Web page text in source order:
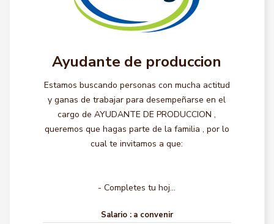
Ayudante de produccion
Estamos buscando personas con mucha actitud
y ganas de trabajar para desempeñarse en el
cargo de AYUDANTE DE PRODUCCION ,
queremos que hagas parte de la familia , por lo
cual te invitamos a que:
- Completes tu hoj...
Salario : a convenir